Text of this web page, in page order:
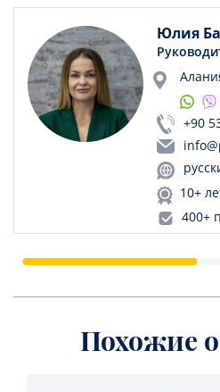
Юлия
+90
10+
400+
Похожие